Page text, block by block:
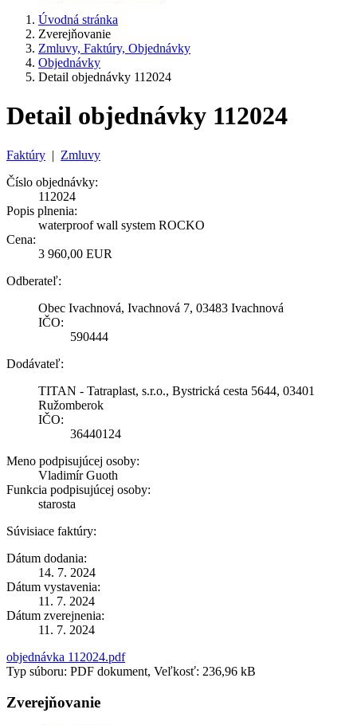
Úvodná stránka
Zverejňovanie
Zmluvy, Faktúry, Objednávky
Objednávky
Detail objednávky 112024
Detail objednávky 112024
Faktúry | Zmluvy
Číslo objednávky:
112024
Popis plnenia:
waterproof wall system ROCKO
Cena:
3 960,00 EUR
Odberateľ:
Obec Ivachnová, Ivachnová 7, 03483 Ivachnová
IČO:
590444
Dodávateľ:
TITAN - Tatraplast, s.r.o., Bystrická cesta 5644, 03401
Ružomberok
IČO:
36440124
Meno podpisujúcej osoby:
Vladimír Guoth
Funkcia podpisujúcej osoby:
starosta
Súvisiace faktúry:
Dátum dodania:
14. 7. 2024
Dátum vystavenia:
11. 7. 2024
Dátum zverejnenia:
11. 7. 2024
objednávka 112024.pdf
Typ súboru: PDF dokument, Veľkosť: 236,96 kB
Zverejňovanie